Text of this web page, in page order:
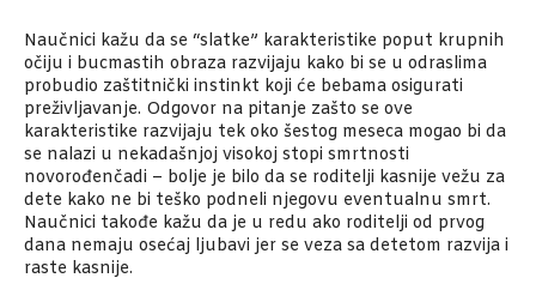
Naučnici kažu da se “slatke” karakteristike poput krupnih
očiju i bucmastih obraza razvijaju kako bi se u odraslima
probudio zaštitnički instinkt koji će bebama osigurati
preživljavanje. Odgovor na pitanje zašto se ove
karakteristike razvijaju tek oko šestog meseca mogao bi da
se nalazi u nekadašnjoj visokoj stopi smrtnosti
novorođenčadi – bolje je bilo da se roditelji kasnije vežu za
dete kako ne bi teško podneli njegovu eventualnu smrt.
Naučnici takođe kažu da je u redu ako roditelji od prvog
dana nemaju osećaj ljubavi jer se veza sa detetom razvija i
raste kasnije.